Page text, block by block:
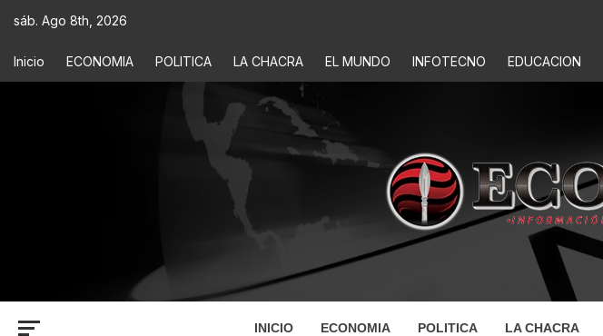
sáb. Ago 8th, 2026
Inicio ECONOMIA POLITICA LA CHACRA EL MUNDO INFOTECNO EDUCACION
ECONOMIS
INICIO ECONOMIA POLITICA LA CHACRA